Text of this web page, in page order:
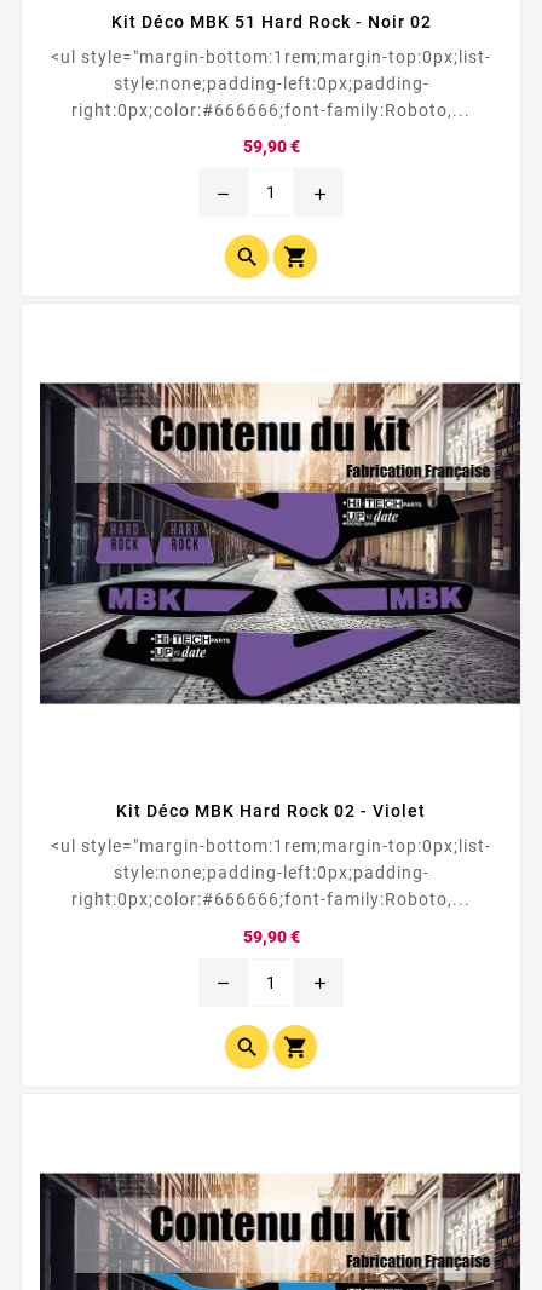
Kit Déco MBK 51 Hard Rock - Noir 02
<ul style="margin-bottom:1rem;margin-top:0px;list-
style:none;padding-left:0px;padding-
right:0px;color:#666666;font-family:Roboto,...
59,90 €Prix
remove add
 
Kit Déco MBK Hard Rock 02 - Violet
<ul style="margin-bottom:1rem;margin-top:0px;list-
style:none;padding-left:0px;padding-
right:0px;color:#666666;font-family:Roboto,...
59,90 €Prix
remove add
 